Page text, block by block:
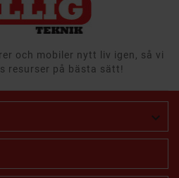
och mobiler nytt liv igen, så vi
resurser på bästa sätt!
